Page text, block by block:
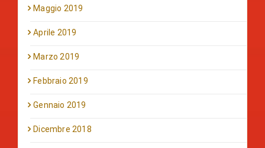
Maggio 2019
Aprile 2019
Marzo 2019
Febbraio 2019
Gennaio 2019
Dicembre 2018